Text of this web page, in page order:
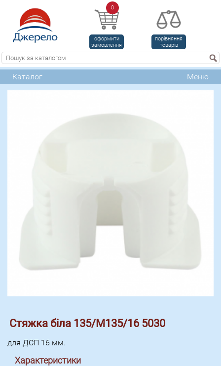
0
оформити
замовлення
порівняння
товарів
Каталог Меню
Стяжка біла 135/М135/16 5030
для ДСП 16 мм.
Характеристики